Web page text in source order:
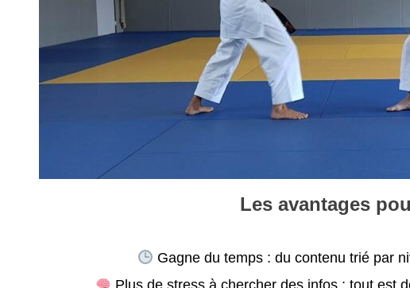
Les avantages
Gagne du temps : du contenu trié par
Plus de stress à chercher des infos : tout est